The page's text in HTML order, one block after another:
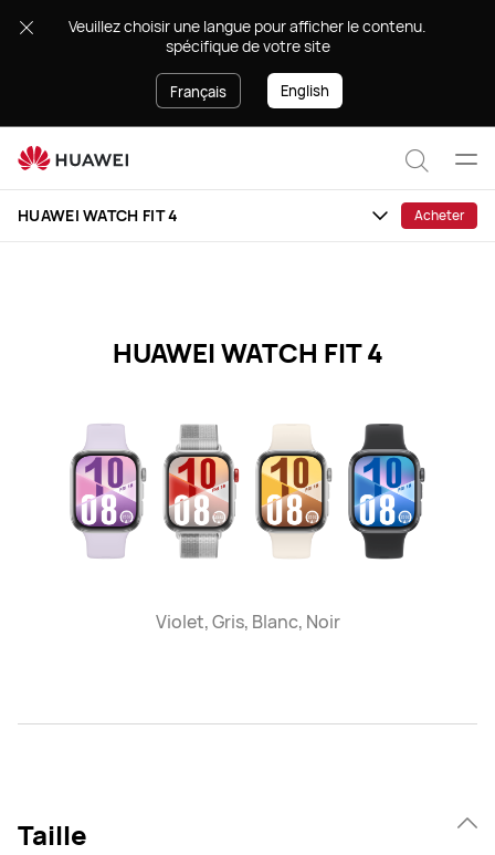
WATCH
.Veuillez choisir une langue pour afficher le contenu
spécifique de votre site
Français English
le
HUAWEI WATCH FIT 4 Acheter
HUAWEI WATCH FIT 4
Violet, Gris, Blanc, Noir
Taille